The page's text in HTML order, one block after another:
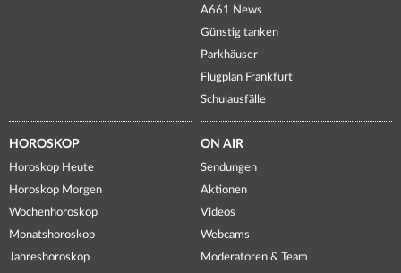
A661 News
Günstig tanken
Parkhäuser
Flugplan Frankfurt
Schulausfälle
HOROSKOP
Horoskop Heute
Horoskop Morgen
Wochenhoroskop
Monatshoroskop
Jahreshoroskop
ON AIR
Sendungen
Aktionen
Videos
Webcams
Moderatoren & Team